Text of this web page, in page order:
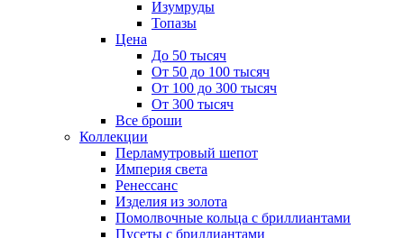
Изумруды
Топазы
Цена
До 50 тысяч
От 50 до 100 тысяч
От 100 до 300 тысяч
От 300 тысяч
Все броши
Коллекции
Перламутровый шепот
Империя света
Ренессанс
Изделия из золота
Помолвочные кольца с бриллиантами
Пусеты с бриллиантами